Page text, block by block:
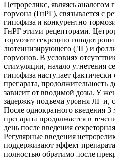
Цетрореликс, являясь аналогом
гормона (ГнРГ), связывается с
гипофиза и конкурентно
ГнРГ этими рецепторами.
тормозит секрецию
лютеинизирующего (ЛГ) и
гормонов. В условиях
стимуляции, начало угнетения
гипофиза наступает фактически
препарата, продолжительность
зависит от вводимой дозы. У
задержку подъема уровня ЛГ и,
После однократного введения 3
препарата продолжается в
день после введения
Регулярные введения
поддерживают эффект
полностью обратимо после